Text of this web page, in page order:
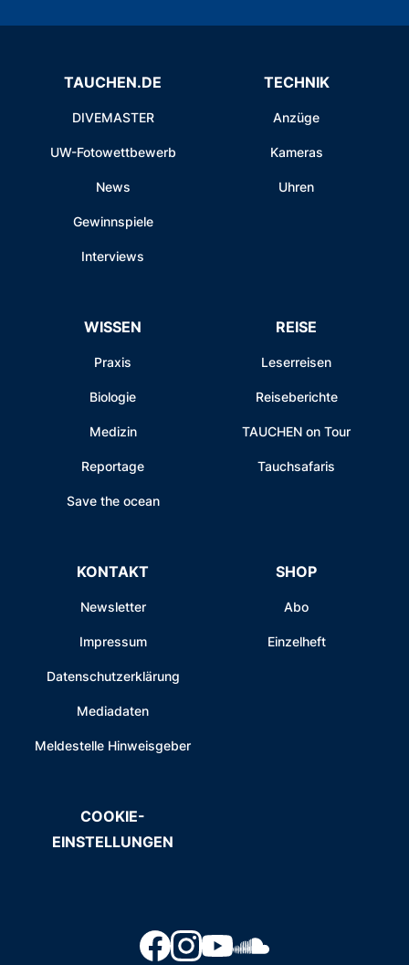
TAUCHEN.DE
DIVEMASTER
UW-Fotowettbewerb
News
Gewinnspiele
Interviews
TECHNIK
Anzüge
Kameras
Uhren
WISSEN
Praxis
Biologie
Medizin
Reportage
Save the ocean
REISE
Leserreisen
Reiseberichte
TAUCHEN on Tour
Tauchsafaris
KONTAKT
Newsletter
Impressum
Datenschutzerklärung
Mediadaten
Meldestelle Hinweisgeber
SHOP
Abo
Einzelheft
COOKIE-
EINSTELLUNGEN